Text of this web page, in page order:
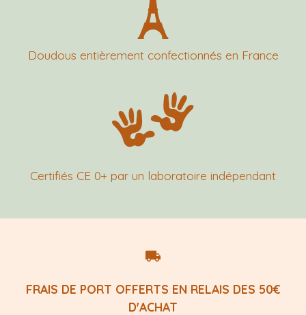
Doudous entièrement confectionnés en France
Certifiés CE 0+ par un laboratoire indépendant
FRAIS DE PORT OFFERTS EN RELAIS DES 50€
D'ACHAT